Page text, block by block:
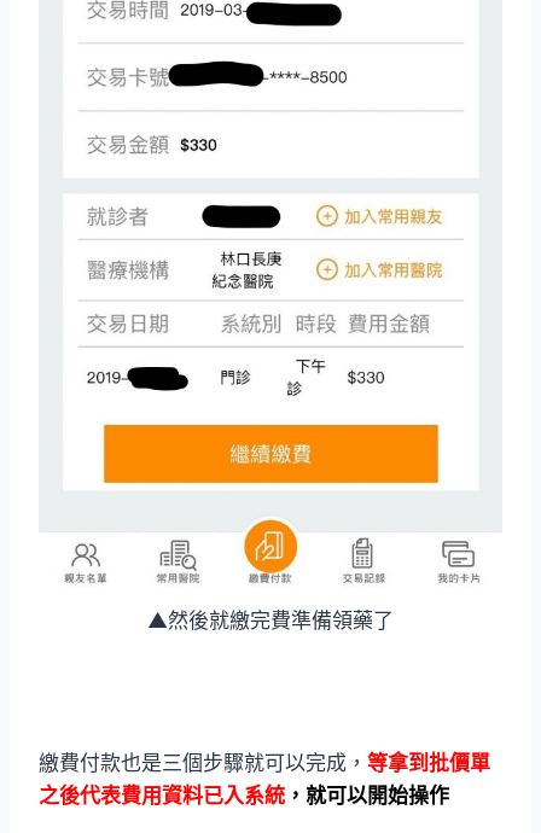
▲然後就繳完費準備領藥了
繳費付款也是三個步驟就可以完成， 等拿到批價單
之後代表費用資料已入系統 ，就可以開始操作